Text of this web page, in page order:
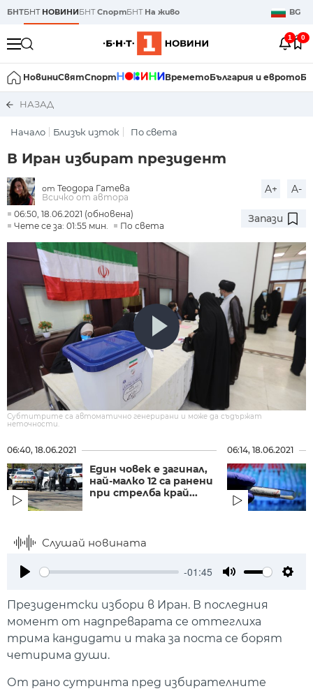
БНТБНТ НОВИНИБНТСпортБНТ На живо BG
1 0
НовиниСвятСпорт ВреметоБългария и еврото
НАЗАД
Начало Близък изток По света
В Иран избират президент
от Теодора Гатева
Всичко от автора
A+ A-
06:50, 18.06.2021 (обновена)
Чете се за: 01:55 мин.
По света
Запази
Субтитрите са автоматично генерирани и може да съдържат
неточности.
06:40, 18.06.2021
Един човек е загинал,
най-малко 12 са ранени
при стрелба край...
06:14, 18.06.2021
Слушай новината
-01:45
Президентски избори в Иран. В последния
момент от надпреварата се оттеглиха
трима кандидати и така за поста се борят
четирима души.
От рано сутринта пред избирателните